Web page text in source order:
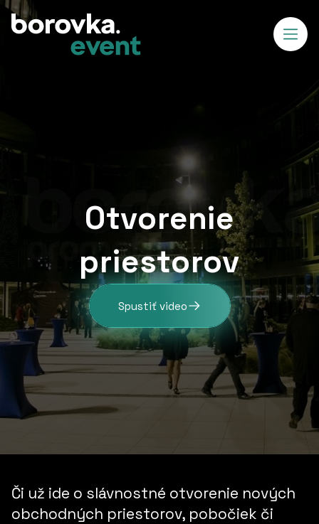
Otvorenie
priestorov
Spustiť video
Či už ide o slávnostné otvorenie nových
obchodných priestorov, pobočiek či